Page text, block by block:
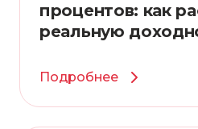
процентов: как
реальную
Подробнее